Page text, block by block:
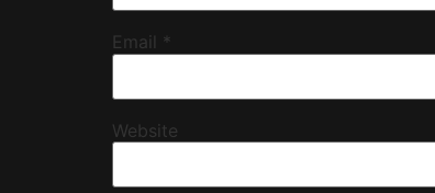
Email *
Website